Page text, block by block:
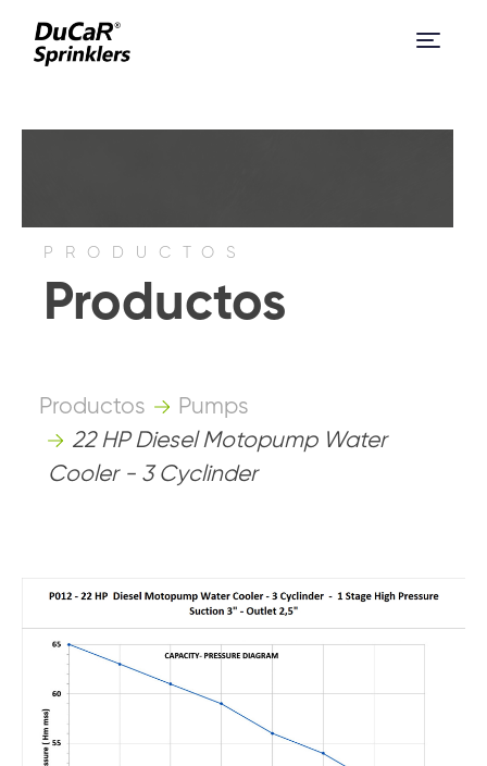
PRODUCTOS
Productos
Productos
Pumps
22 HP Diesel Motopump Water
Cooler - 3 Cyclinder